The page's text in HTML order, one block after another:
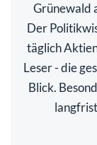
Grünewald
Der
täglich
Leser - die
Blick.